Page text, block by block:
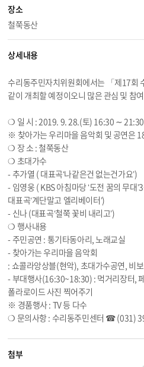
장소
철쭉동산
상세내용
수리동주민자치위원회에서는 「제17회
같이 개최할 예정이오니 많은 관심 및 참
❍ 일 시 : 2019. 9. 28.(토) 16:30 ∼ 21:30
※ 찾아가는 우리마을 음악회 및 공연은
❍ 장 소 : 철쭉동산
❍ 초대가수
- 추가열 ( 대표곡‘나같은건 없는건가요’)
- 임영웅 ( KBS 아침마당 ‘도전 꿈의 무대
대표곡‘계단말고 엘리베이터’)
- 신나 (대표곡‘철쭉 꽃비 내리고’)
❍ 행사내용
- 주민공연 : 통기타동아리, 노래교실
- 찾아가는 우리마을 음악회
: 쇼콜라앙상블(현악), 초대가수공연, 비
- 부대행사(16:30~18:30) : 먹거리장터,
폴라로이드 사진 찍어주기
※ 경품행사 : TV 등 다수
❍ 문의사항 : 수리동주민센터 ☎ (031)
첨부